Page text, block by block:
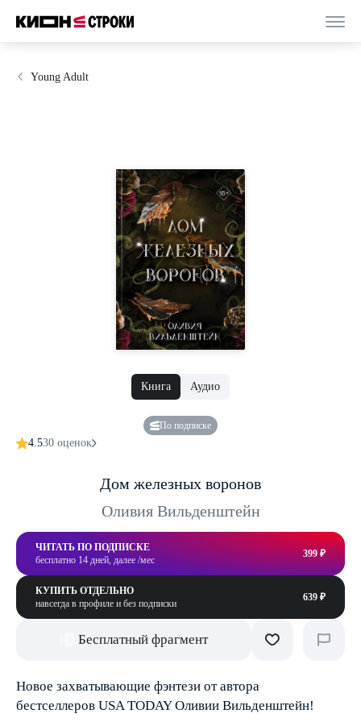
Young Adult
Книга Аудио
По подписке
4.530 оценок
Дом железных воронов
Оливия Вильденштейн
ЧИТАТЬ ПО ПОДПИСКЕ
бесплатно 14 дней, далее /мес
399 ₽
КУПИТЬ ОТДЕЛЬНО
навсегда в профиле и без подписки
639 ₽
Бесплатный фрагмент
Новое захватывающие фэнтези от автора
бестселлеров USA TODAY Оливии Вильденштейн!